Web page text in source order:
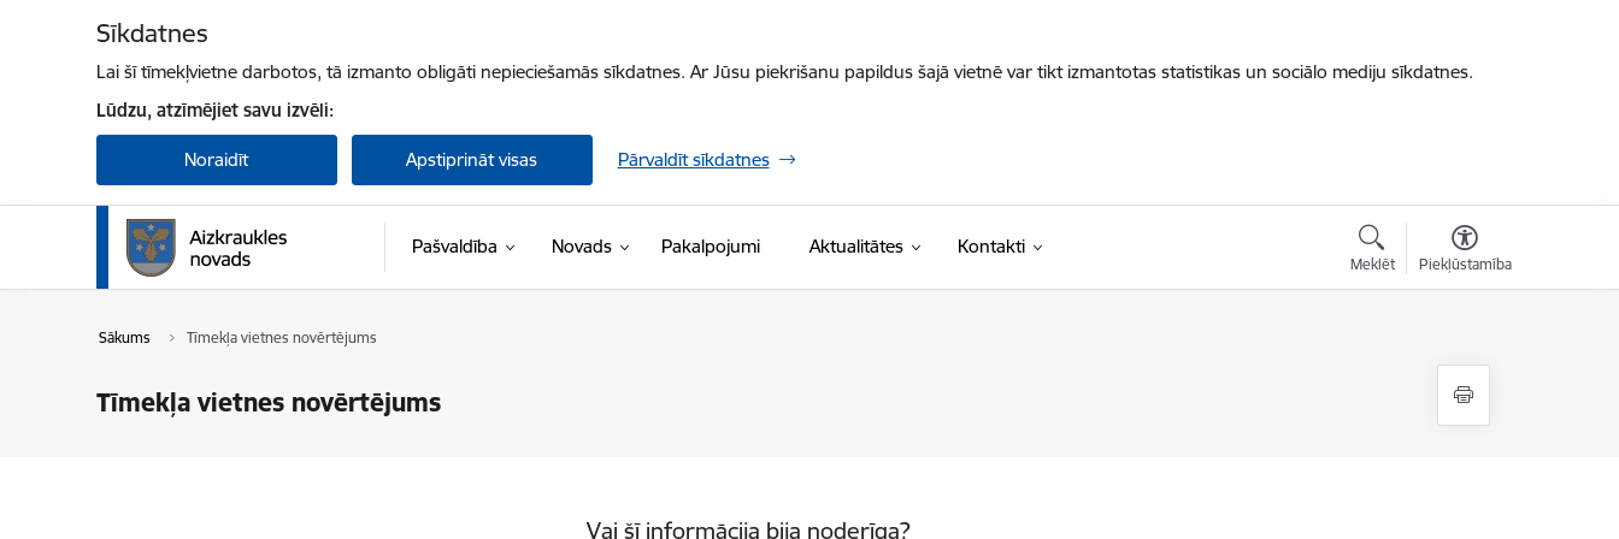
Sīkdatnes
Lai šī tīmekļvietne darbotos, tā izmanto obligāti nepieciešamās sīkdatnes. Ar Jūsu piekrišanu papildus šajā vietnē var tikt izmantotas statistikas un sociālo mediju sīkdatnes.
Lūdzu, atzīmējiet savu izvēli:
Noraidīt Apstiprināt visas Pārvaldīt sīkdatnes
Pašvaldība Novads Pakalpojumi Aktualitātes Kontakti
Meklēt Piekļūstamība
Sākums Tīmekļa vietnes novērtējums
Tīmekļa vietnes novērtējums
Vai šī informācija bija noderīga?